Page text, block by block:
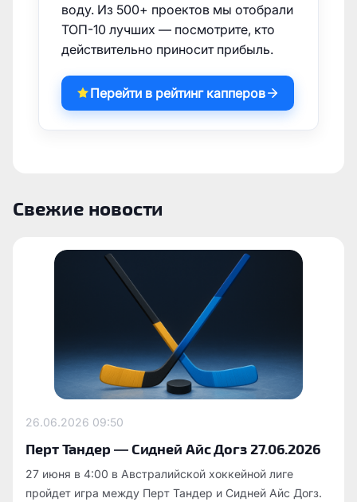
воду. Из 500+ проектов мы отобрали
ТОП-10 лучших — посмотрите, кто
действительно приносит прибыль.
Перейти в рейтинг капперов
Свежие новости
26.06.2026 09:50
Перт Тандер — Сидней Айс Догз 27.06.2026
27 июня в 4:00 в Австралийской хоккейной лиге
пройдет игра между Перт Тандер и Сидней Айс Догз.